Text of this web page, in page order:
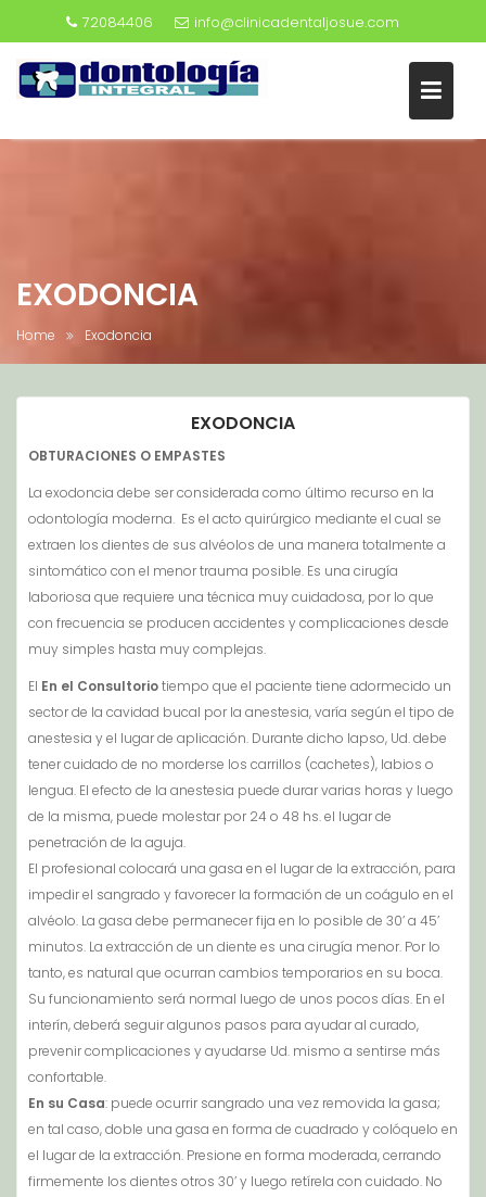
72084406 info@clinicadentaljosue.com
EXODONCIA
Home Exodoncia
EXODONCIA
OBTURACIONES O EMPASTES
La exodoncia debe ser considerada como último recurso en la
odontología moderna. Es el acto quirúrgico mediante el cual se
extraen los dientes de sus alvéolos de una manera totalmente a
sintomático con el menor trauma posible. Es una cirugía
laboriosa que requiere una técnica muy cuidadosa, por lo que
con frecuencia se producen accidentes y complicaciones desde
muy simples hasta muy complejas.
El En el Consultoriotiempo que el paciente tiene adormecido un
sector de la cavidad bucal por la anestesia, varía según el tipo de
anestesia y el lugar de aplicación. Durante dicho lapso, Ud. debe
tener cuidado de no morderse los carrillos (cachetes), labios o
lengua. El efecto de la anestesia puede durar varias horas y luego
de la misma, puede molestar por 24 o 48 hs. el lugar de
penetración de la aguja.
El profesional colocará una gasa en el lugar de la extracción, para
impedir el sangrado y favorecer la formación de un coágulo en el
alvéolo. La gasa debe permanecer fija en lo posible de 30’ a 45’
minutos. La extracción de un diente es una cirugía menor. Por lo
tanto, es natural que ocurran cambios temporarios en su boca.
Su funcionamiento será normal luego de unos pocos días. En el
interín, deberá seguir algunos pasos para ayudar al curado,
prevenir complicaciones y ayudarse Ud. mismo a sentirse más
confortable.
En su Casa: puede ocurrir sangrado una vez removida la gasa;
en tal caso, doble una gasa en forma de cuadrado y colóquelo en
el lugar de la extracción. Presione en forma moderada, cerrando
firmemente los dientes otros 30’ y luego retírela con cuidado. No